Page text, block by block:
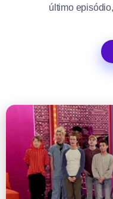
último